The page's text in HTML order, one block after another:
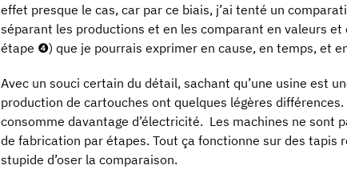
effet presque le cas, car par ce biais, j’ai tenté un
séparant les productions et en les comparant en valeurs
étape ❹) que je pourrais exprimer en cause, en temps, et
Avec un souci certain du détail, sachant qu’une usine est
production de cartouches ont quelques légères
consomme davantage d’électricité. Les machines ne sont
de fabrication par étapes. Tout ça fonctionne sur des tapis
stupide d’oser la comparaison.